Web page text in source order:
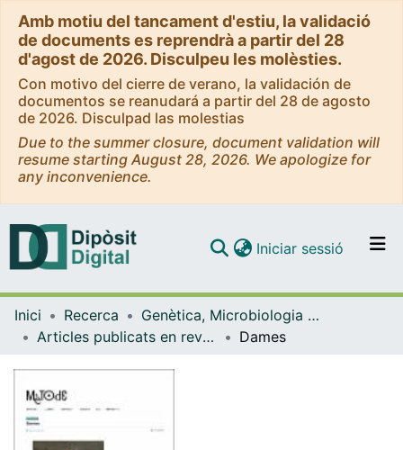
Amb motiu del tancament d'estiu, la validació
de documents es reprendrà a partir del 28
d'agost de 2026. Disculpeu les molèsties.
Con motivo del cierre de verano, la validación de
documentos se reanudará a partir del 28 de agosto
de 2026. Disculpad las molestias
Due to the summer closure, document validation will
resume starting August 28, 2026. We apologize for
any inconvenience.
Navega per tot el DD
Iniciar sessió (current)
Inici Recerca
Genètica, Microbiologia i Estadística
Articles publicats en revistes (Genètica, Microbiologia i Estadística)
Dames